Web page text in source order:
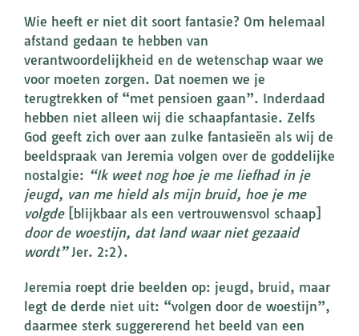
Wie heeft er niet dit soort fantasie? Om helemaal
afstand gedaan te hebben van
verantwoordelijkheid en de wetenschap waar we
voor moeten zorgen. Dat noemen we je
terugtrekken of “met pensioen gaan”. Inderdaad
hebben niet alleen wij die schaapfantasie. Zelfs
God geeft zich over aan zulke fantasieën als wij de
beeldspraak van Jeremia volgen over de goddelijke
nostalgie: “Ik weet nog hoe je me liefhad in je
jeugd, van me hield als mijn bruid, hoe je me
volgde [blijkbaar als een vertrouwensvol schaap]
door de woestijn, dat land waar niet gezaaid
wordt”Jer. 2:2).
Jeremia roept drie beelden op: jeugd, bruid, maar
legt de derde niet uit: “volgen door de woestijn”,
daarmee sterk suggererend het beeld van een